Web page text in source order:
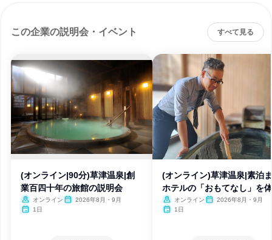
この企業の説明会・イベント すべて見る
(オンライン|90分)草津温泉|創
業百四十年の旅館の説明会
オンライン
2026年8月・9月
1日
(オンライン)草津温泉|素泊
ホテルの「おもてなし」を
オンライン
2026年8月・9月
1日